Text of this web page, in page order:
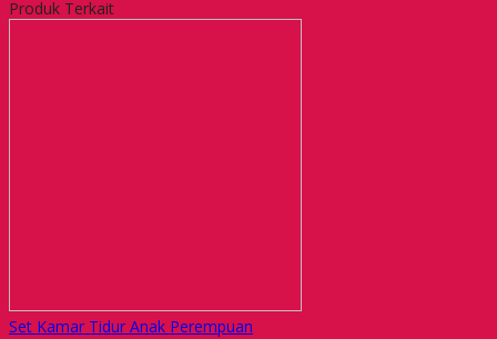
Produk Terkait
Set Kamar Tidur Anak Perempuan